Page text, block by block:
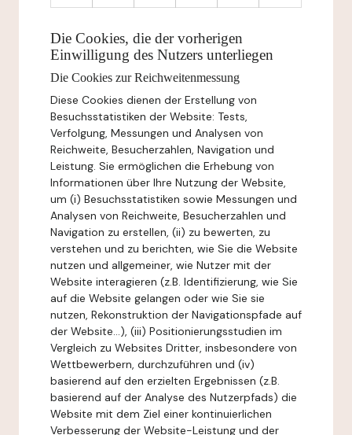
Die Cookies, die der vorherigen
Einwilligung des Nutzers unterliegen
Die Cookies zur Reichweitenmessung
Diese Cookies dienen der Erstellung von
Besuchsstatistiken der Website: Tests,
Verfolgung, Messungen und Analysen von
Reichweite, Besucherzahlen, Navigation und
Leistung. Sie ermöglichen die Erhebung von
Informationen über Ihre Nutzung der Website,
um (i) Besuchsstatistiken sowie Messungen und
Analysen von Reichweite, Besucherzahlen und
Navigation zu erstellen, (ii) zu bewerten, zu
verstehen und zu berichten, wie Sie die Website
nutzen und allgemeiner, wie Nutzer mit der
Website interagieren (z.B. Identifizierung, wie Sie
auf die Website gelangen oder wie Sie sie
nutzen, Rekonstruktion der Navigationspfade auf
der Website...), (iii) Positionierungsstudien im
Vergleich zu Websites Dritter, insbesondere von
Wettbewerbern, durchzuführen und (iv)
basierend auf den erzielten Ergebnissen (z.B.
basierend auf der Analyse des Nutzerpfads) die
Website mit dem Ziel einer kontinuierlichen
Verbesserung der Website-Leistung und der